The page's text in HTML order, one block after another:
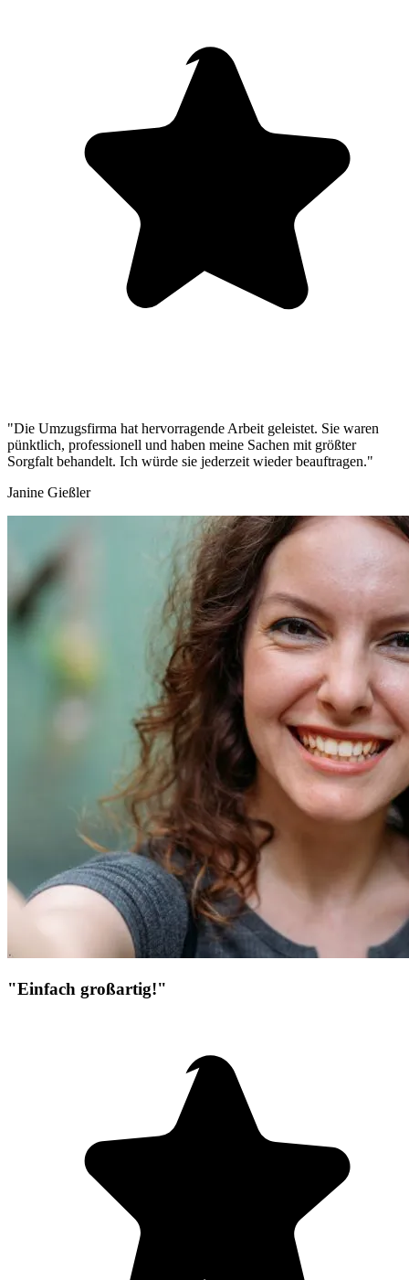
"Die Umzugsfirma hat hervorragende Arbeit geleistet. Sie waren
pünktlich, professionell und haben meine Sachen mit größter
Sorgfalt behandelt. Ich würde sie jederzeit wieder beauftragen."
Janine Gießler
"Einfach großartig!"